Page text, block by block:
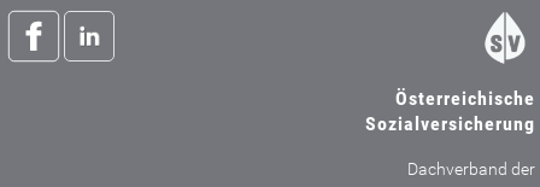
Österreichische
Sozialversicherung
Dachverband der